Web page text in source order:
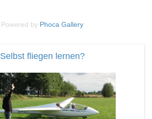
Powered by Phoca Gallery
Selbst fliegen lernen?